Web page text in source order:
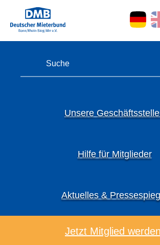
Unsere
Hilfe für Mitglieder
Aktuelles &
Jetzt Mitglied